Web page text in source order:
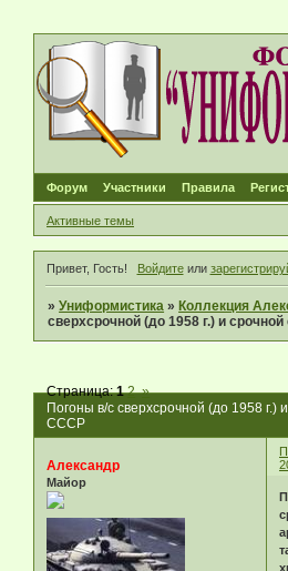
Форум Участники Правила
Активные темы
Привет, Гость! Войдитеили
»Униформистика » Коллекция
сверхсрочной (до 1958 г.) и
Погоны в/с сверхсрочной (до 1958 г.)
СССР
Страница:1 2 »
Александр
Майор